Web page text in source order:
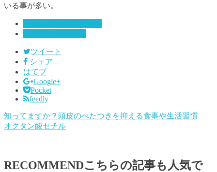
いる事が多い。
ツイート
シェア
はてブ
Google+
Pocket
feedly
知ってますか？頭皮のべたつきを抑える食事や生活習慣
オクタン酸セチル
RECOMMENDこちらの記事も人気で